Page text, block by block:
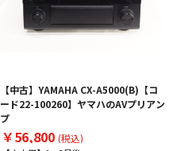
【中古】YAMAHA CX-A5000(B)【コ
ード22-100260】ヤマハのAVプリアン
プ
￥56,800 (税込)